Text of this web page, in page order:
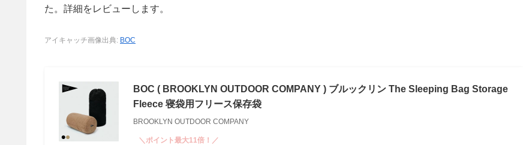
た。詳細をレビューします。
アイキャッチ画像出典: BOC
BOC ( BROOKLYN OUTDOOR COMPANY ) ブルックリン The Sleeping Bag Storage
Fleece 寝袋用フリース保存袋
BROOKLYN OUTDOOR COMPANY
＼ポイント最大11倍！／